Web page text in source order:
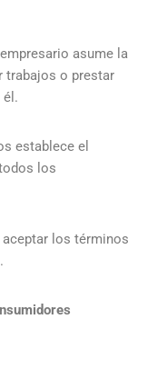
asume la
trabajos o prestar
él.
establece el
los
los términos